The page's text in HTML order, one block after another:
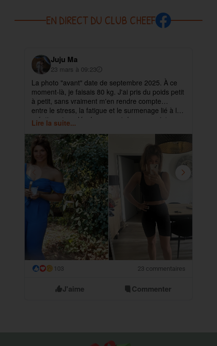
EN DIRECT DU CLUB CHEEF
Juju Ma
23 mars à 09:23
La photo "avant" date de septembre 2025. À ce
moment-là, je faisais 80 kg. J'ai pris du poids petit
à petit, sans vraiment m'en rendre compte…
entre le stress, la fatigue et le surmenage lié à la
création et au développement de mes projets.
Lire la suite...
😮 103 23 commentaires
J'aime Commenter